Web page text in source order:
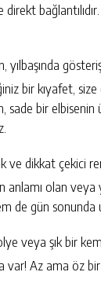
direkt
yılbaşında
bir kıyafet,
bir
ve dikkat çekici
olan veya
de gün sonunda
veya şık bir
Az ama öz